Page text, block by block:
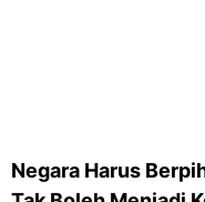
Negara Harus